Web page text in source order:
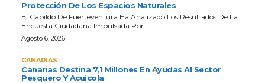
Protección De Los Espacios Naturales
El Cabildo De Fuerteventura Ha Analizado Los Resultados De La
Encuesta Ciudadana Impulsada Por...
Agosto 6, 2026
CANARIAS
Canarias Destina 7,1 Millones En Ayudas Al Sector
Pesquero Y Acuícola